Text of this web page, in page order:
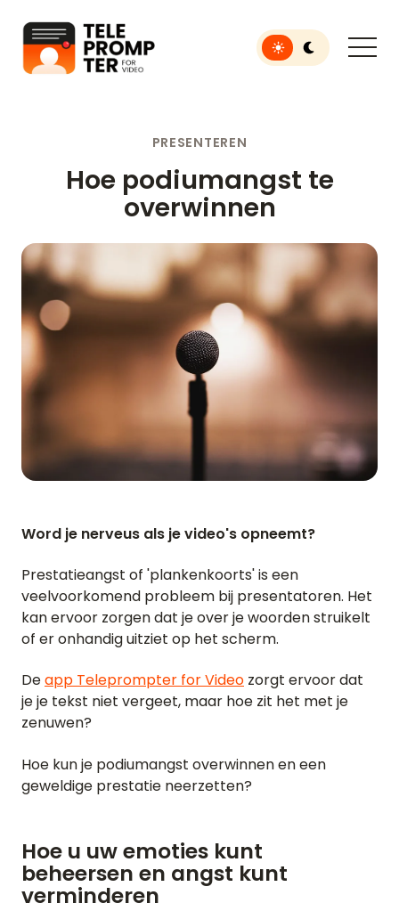
Teleprompter voor video
Toggle light or dark
PRESENTEREN
Hoe podiumangst te
overwinnen
Word je nerveus als je video's opneemt?
Prestatieangst of 'plankenkoorts' is een
veelvoorkomend probleem bij presentatoren. Het
kan ervoor zorgen dat je over je woorden struikelt
of er onhandig uitziet op het scherm.
Deapp Teleprompter for Video zorgt ervoor dat
je je tekst niet vergeet, maar hoe zit het met je
zenuwen?
Hoe kun je podiumangst overwinnen en een
geweldige prestatie neerzetten?
Hoe u uw emoties kunt
beheersen en angst kunt
verminderen